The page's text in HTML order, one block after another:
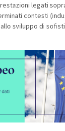
legati
contesti
sviluppo di